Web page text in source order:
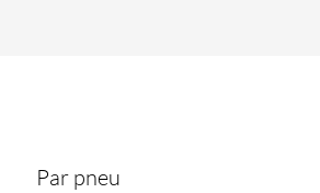
Par pneu